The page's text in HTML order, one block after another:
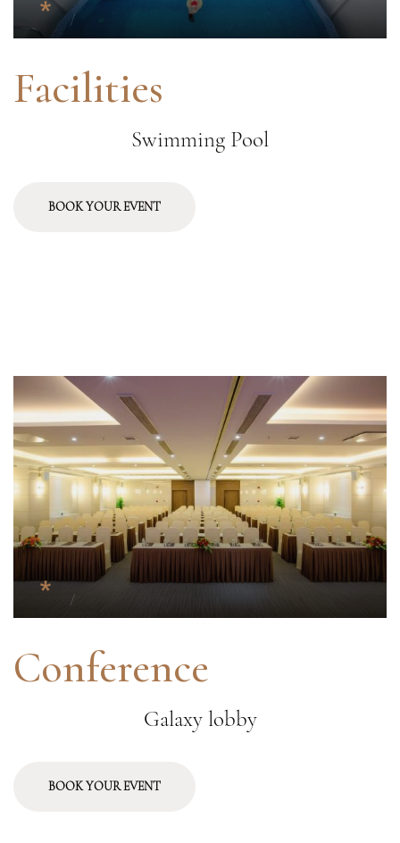
Facilities
Swimming Pool
BOOK YOUR EVENT
Conference
Galaxy lobby
BOOK YOUR EVENT